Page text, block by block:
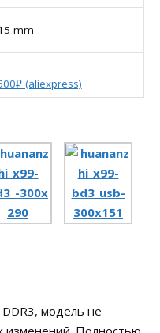
mm
(aliexpress)
модель не